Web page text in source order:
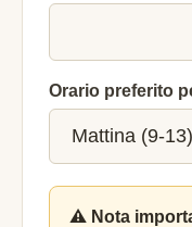
Orario preferito
⚠️ Nota